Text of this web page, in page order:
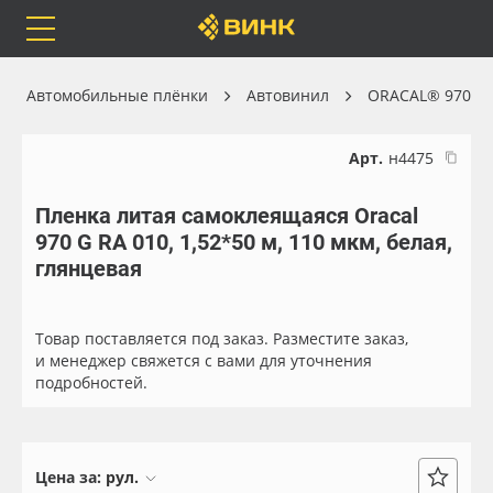
Каталог
Orafol
Бренды
Доставка
Весь каталог
Рулонные материалы
Самоклеящиеся плёнки
Листовые материалы
Автомобильные плёнки Автовинил ORACAL® 970
Арт. н4475
Пленка литая самоклеящаяся Oracal
970 G RA 010, 1,52*50 м, 110 мкм, белая,
глянцевая
Товар поставляется под заказ. Разместите заказ,
и менеджер свяжется с вами для уточнения
подробностей.
Цена за: рул.